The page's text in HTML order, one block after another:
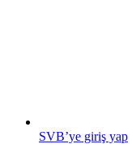
SVB’ye giriş yap